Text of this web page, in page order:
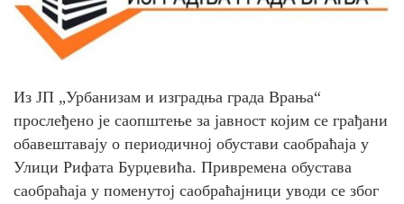
Из ЈП „Урбанизам и изградња града Врања“
прослеђено је саопштење за јавност којим се грађани
обавештавају о периодичној обустави саобраћаја у
Улици Рифата Бурџевића. Привремена обустава
саобраћаја у поменутој саобраћајници уводи се због